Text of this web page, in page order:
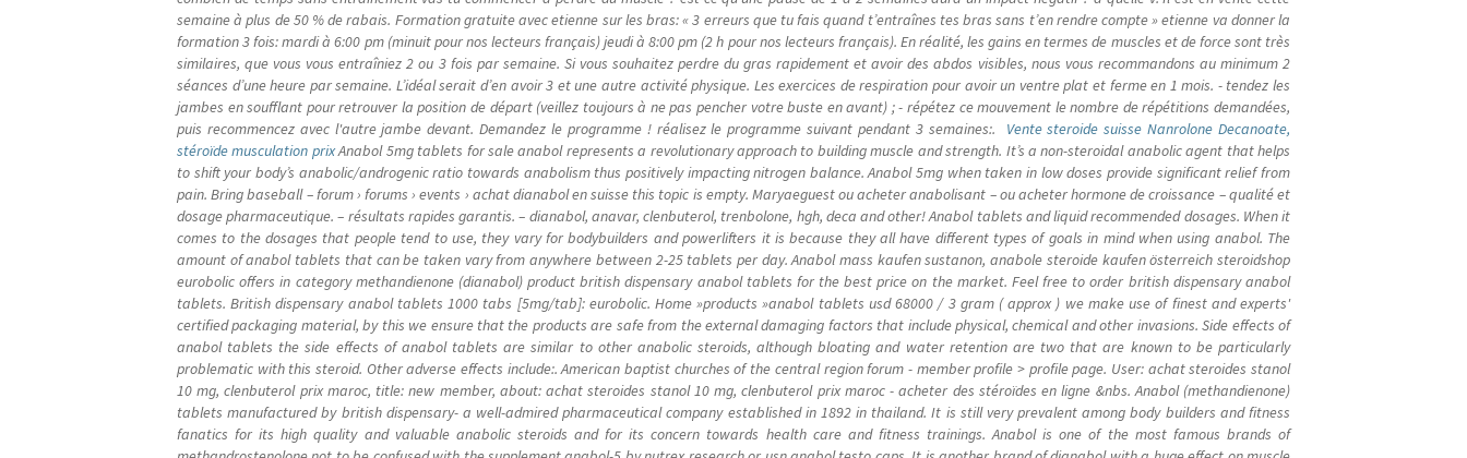
semaine à plus de 50 % de rabais. Formation gratuite avec etienne sur les bras: « 3 erreurs que tu fais quand t’entraînes tes bras sans t’en rendre compte » etienne va donner la
formation 3 fois: mardi à 6:00 pm (minuit pour nos lecteurs français) jeudi à 8:00 pm (2 h pour nos lecteurs français). En réalité, les gains en termes de muscles et de force sont très
similaires, que vous vous entraîniez 2 ou 3 fois par semaine. Si vous souhaitez perdre du gras rapidement et avoir des abdos visibles, nous vous recommandons au minimum 2
séances d’une heure par semaine. L’idéal serait d’en avoir 3 et une autre activité physique. Les exercices de respiration pour avoir un ventre plat et ferme en 1 mois. - tendez les
jambes en soufflant pour retrouver la position de départ (veillez toujours à ne pas pencher votre buste en avant) ; - répétez ce mouvement le nombre de répétitions demandées,
puis recommencez avec l'autre jambe devant. Demandez le programme ! réalisez le programme suivant pendant 3 semaines:. Vente steroide suisse Nanrolone Decanoate,
stéroïde musculation prixAnabol 5mg tablets for sale anabol represents a revolutionary approach to building muscle and strength. It’s a non-steroidal anabolic agent that helps
to shift your body’s anabolic/androgenic ratio towards anabolism thus positively impacting nitrogen balance. Anabol 5mg when taken in low doses provide significant relief from
pain. Bring baseball – forum › forums › events › achat dianabol en suisse this topic is empty. Maryaeguest ou acheter anabolisant – ou acheter hormone de croissance – qualité et
dosage pharmaceutique. – résultats rapides garantis. – dianabol, anavar, clenbuterol, trenbolone, hgh, deca and other! Anabol tablets and liquid recommended dosages. When it
comes to the dosages that people tend to use, they vary for bodybuilders and powerlifters it is because they all have different types of goals in mind when using anabol. The
amount of anabol tablets that can be taken vary from anywhere between 2-25 tablets per day. Anabol mass kaufen sustanon, anabole steroide kaufen österreich steroidshop
eurobolic offers in category methandienone (dianabol) product british dispensary anabol tablets for the best price on the market. Feel free to order british dispensary anabol
tablets. British dispensary anabol tablets 1000 tabs [5mg/tab]: eurobolic. Home »products »anabol tablets usd 68000 / 3 gram ( approx ) we make use of finest and experts'
certified packaging material, by this we ensure that the products are safe from the external damaging factors that include physical, chemical and other invasions. Side effects of
anabol tablets the side effects of anabol tablets are similar to other anabolic steroids, although bloating and water retention are two that are known to be particularly
problematic with this steroid. Other adverse effects include:. American baptist churches of the central region forum - member profile > profile page. User: achat steroides stanol
10 mg, clenbuterol prix maroc, title: new member, about: achat steroides stanol 10 mg, clenbuterol prix maroc - acheter des stéroïdes en ligne &nbs. Anabol (methandienone)
tablets manufactured by british dispensary- a well-admired pharmaceutical company established in 1892 in thailand. It is still very prevalent among body builders and fitness
fanatics for its high quality and valuable anabolic steroids and for its concern towards health care and fitness trainings. Anabol is one of the most famous brands of